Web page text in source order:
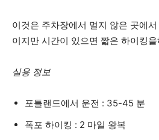
이것은 주차장에서 멀지 않은 곳에
이지만 시간이 있으면 짧은 하이킹
실용 정보
포틀랜드에서 운전 : 35-45 분
폭포 하이킹 : 2 마일 왕복